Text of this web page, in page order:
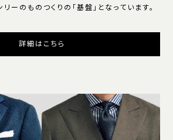
ーのものつくりの「基盤」となっています。
詳細はこちら